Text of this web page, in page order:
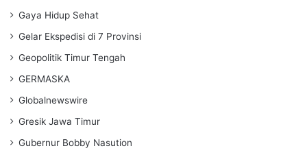
Gaya Hidup Sehat
Gelar Ekspedisi di 7 Provinsi
Geopolitik Timur Tengah
GERMASKA
Globalnewswire
Gresik Jawa Timur
Gubernur Bobby Nasution